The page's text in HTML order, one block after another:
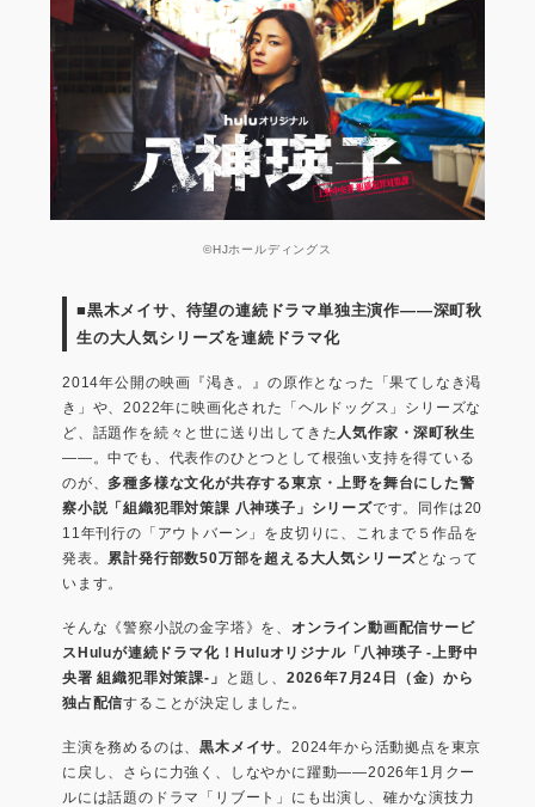
©HJホールディングス
■黒木メイサ、待望の連続ドラマ単独主演作――深町秋
生の大人気シリーズを連続ドラマ化
2014年公開の映画『渇き。』の原作となった「果てしなき渇
き」や、2022年に映画化された「ヘルドッグス」シリーズな
ど、話題作を続々と世に送り出してきた 人気作家・深町秋生
――。中でも、代表作のひとつとして根強い支持を得ている
のが、多種多様な文化が共存する東京・上野を舞台にした警
察小説「組織犯罪対策課 八神瑛子」シリーズです。同作は20
11年刊行の「アウトバーン」を皮切りに、これまで５作品を
発表。 累計発行部数50万部を超える大人気シリーズとなって
います。
そんな《警察小説の金字塔》を、 オンライン動画配信サービ
スHuluが連続ドラマ化！Huluオリジナル「八神瑛子 -上野中
央署 組織犯罪対策課-」
と題し、 2026年7月24日（金）から
独占配信することが決定しました。
主演を務めるのは、黒木メイサ 。2024年から活動拠点を東京
に戻し、さらに力強く、しなやかに躍動――2026年1月クー
ルには話題のドラマ「リブート」にも出演し、確かな演技力